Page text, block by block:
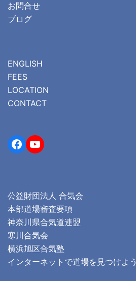
お問合せ
ブログ
ENGLISH
FEES
LOCATION
CONTACT
Facebook
YouTube
公益財団法人 合気会
本部道場審査要項
神奈川県合気道連盟
寒川合気会
横浜旭区合気塾
インターネットで道場を見つけよう